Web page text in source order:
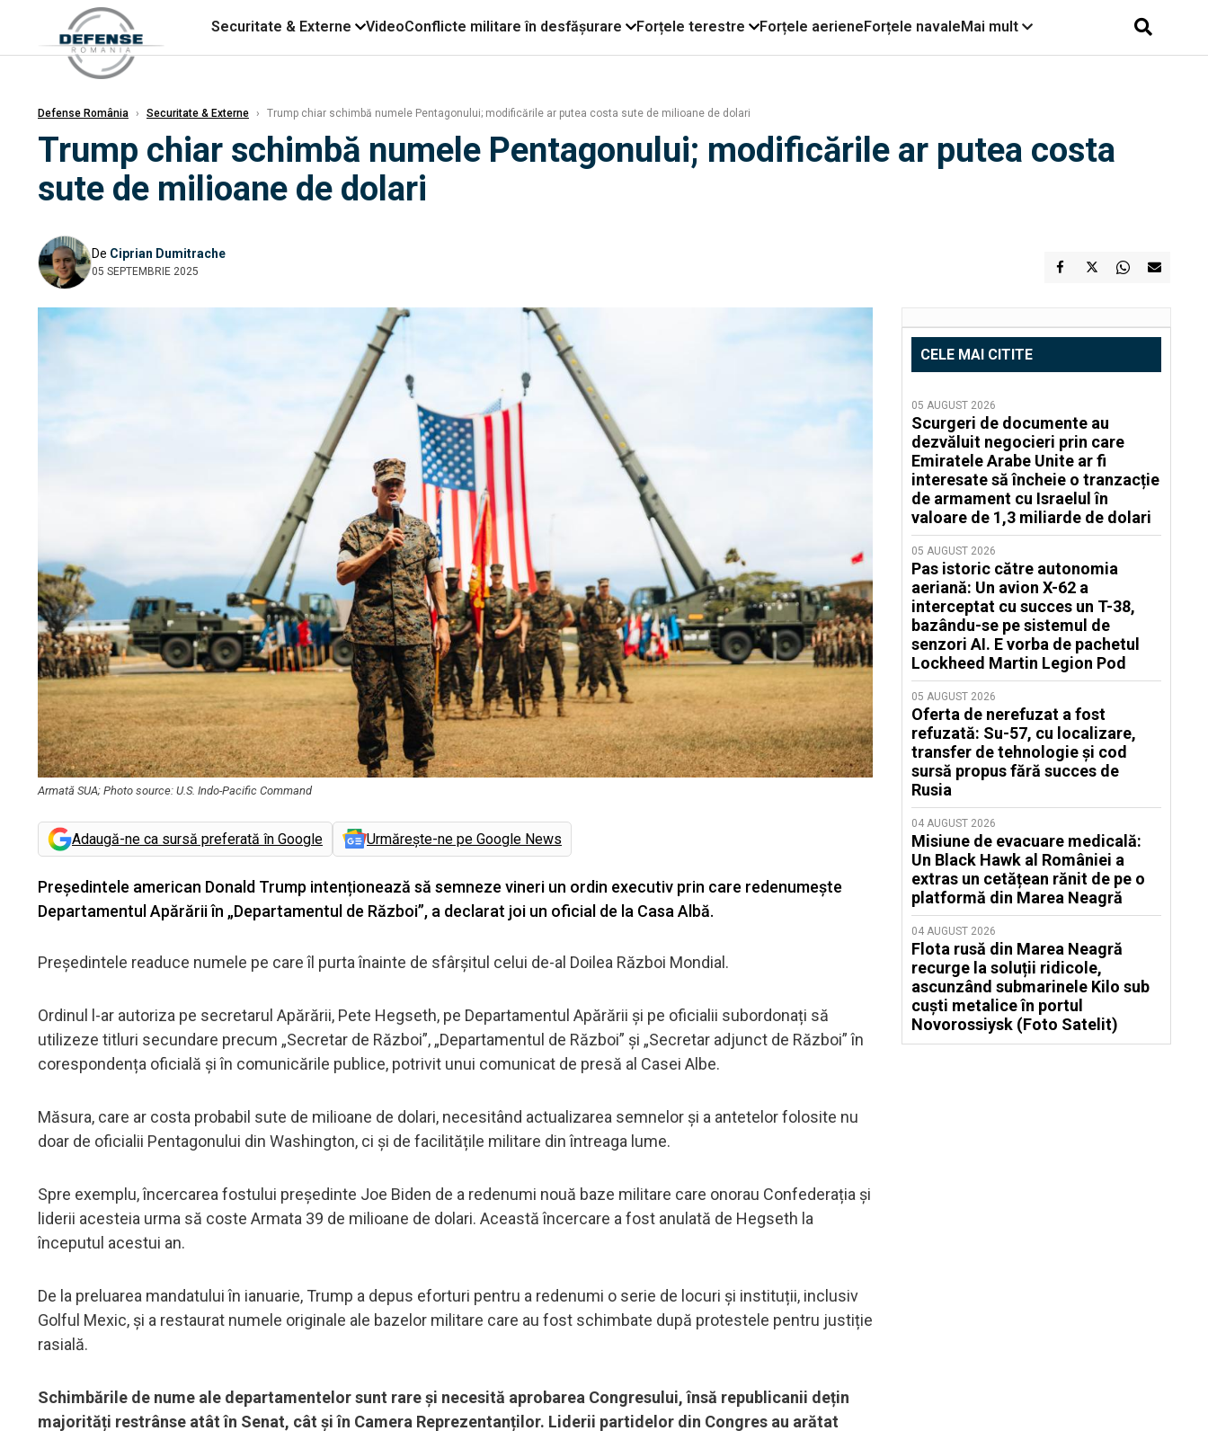
Securitate & Externe VideoConflicte militare în desfășurare Forțele terestre Forțele aerieneForțele navaleMai mult
Defense România › Securitate & Externe › Trump chiar schimbă numele Pentagonului; modificările ar putea costa sute de milioane de dolari
Trump chiar schimbă numele Pentagonului; modificările ar putea costa
sute de milioane de dolari
De Ciprian Dumitrache
05 SEPTEMBRIE 2025
Armată SUA; Photo source: U.S. Indo-Pacific Command
Adaugă-ne ca sursă preferată în Google Urmărește-ne pe Google News
Președintele american Donald Trump intenționează să semneze vineri un ordin executiv prin care redenumește
Departamentul Apărării în „Departamentul de Război”, a declarat joi un oficial de la Casa Albă.
Președintele readuce numele pe care îl purta înainte de sfârșitul celui de-al Doilea Război Mondial.
Ordinul l-ar autoriza pe secretarul Apărării, Pete Hegseth, pe Departamentul Apărării și pe oficialii subordonați să
utilizeze titluri secundare precum „Secretar de Război”, „Departamentul de Război” și „Secretar adjunct de Război” în
corespondența oficială și în comunicările publice, potrivit unui comunicat de presă al Casei Albe.
Măsura, care ar costa probabil sute de milioane de dolari, necesitând actualizarea semnelor și a antetelor folosite nu
doar de oficialii Pentagonului din Washington, ci și de facilitățile militare din întreaga lume.
Spre exemplu, încercarea fostului președinte Joe Biden de a redenumi nouă baze militare care onorau Confederația și
liderii acesteia urma să coste Armata 39 de milioane de dolari. Această încercare a fost anulată de Hegseth la
începutul acestui an.
De la preluarea mandatului în ianuarie, Trump a depus eforturi pentru a redenumi o serie de locuri și instituții, inclusiv
Golful Mexic, și a restaurat numele originale ale bazelor militare care au fost schimbate după protestele pentru justiție
rasială.
Schimbările de nume ale departamentelor sunt rare și necesită aprobarea Congresului, însă republicanii dețin
majorități restrânse atât în ​​Senat, cât și în Camera Reprezentanților. Liderii partidelor din Congres au arătat
CELE MAI CITITE
05 AUGUST 2026
Scurgeri de documente au
dezvăluit negocieri prin care
Emiratele Arabe Unite ar fi
interesate să încheie o tranzacție
de armament cu Israelul în
valoare de 1,3 miliarde de dolari
05 AUGUST 2026
Pas istoric către autonomia
aeriană: Un avion X-62 a
interceptat cu succes un T-38,
bazându-se pe sistemul de
senzori AI. E vorba de pachetul
Lockheed Martin Legion Pod
05 AUGUST 2026
Oferta de nerefuzat a fost
refuzată: Su-57, cu localizare,
transfer de tehnologie și cod
sursă propus fără succes de
Rusia
04 AUGUST 2026
Misiune de evacuare medicală:
Un Black Hawk al României a
extras un cetățean rănit de pe o
platformă din Marea Neagră
04 AUGUST 2026
Flota rusă din Marea Neagră
recurge la soluții ridicole,
ascunzând submarinele Kilo sub
cuști metalice în portul
Novorossiysk (Foto Satelit)